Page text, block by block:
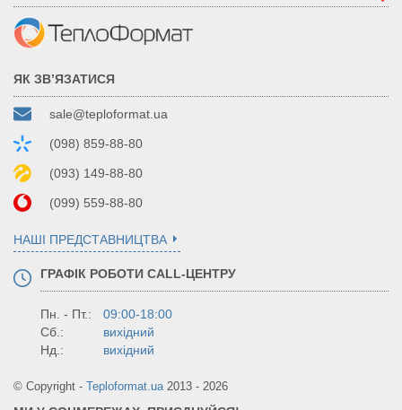
ЯК ЗВ’ЯЗАТИСЯ
sale@teploformat.ua
(098) 859-88-80
(093) 149-88-80
(099) 559-88-80
НАШІ ПРЕДСТАВНИЦТВА
ГРАФІК РОБОТИ CALL-ЦЕНТРУ
Пн. - Пт.:
09:00-18:00
Сб.:
вихідний
Нд.:
вихідний
© Copyright - Teploformat.ua2013 - 2026